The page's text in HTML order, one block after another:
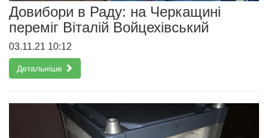
Довибори в Раду: на Черкащині
переміг Віталій Войцехівський
03.11.21 10:12
Детальніше